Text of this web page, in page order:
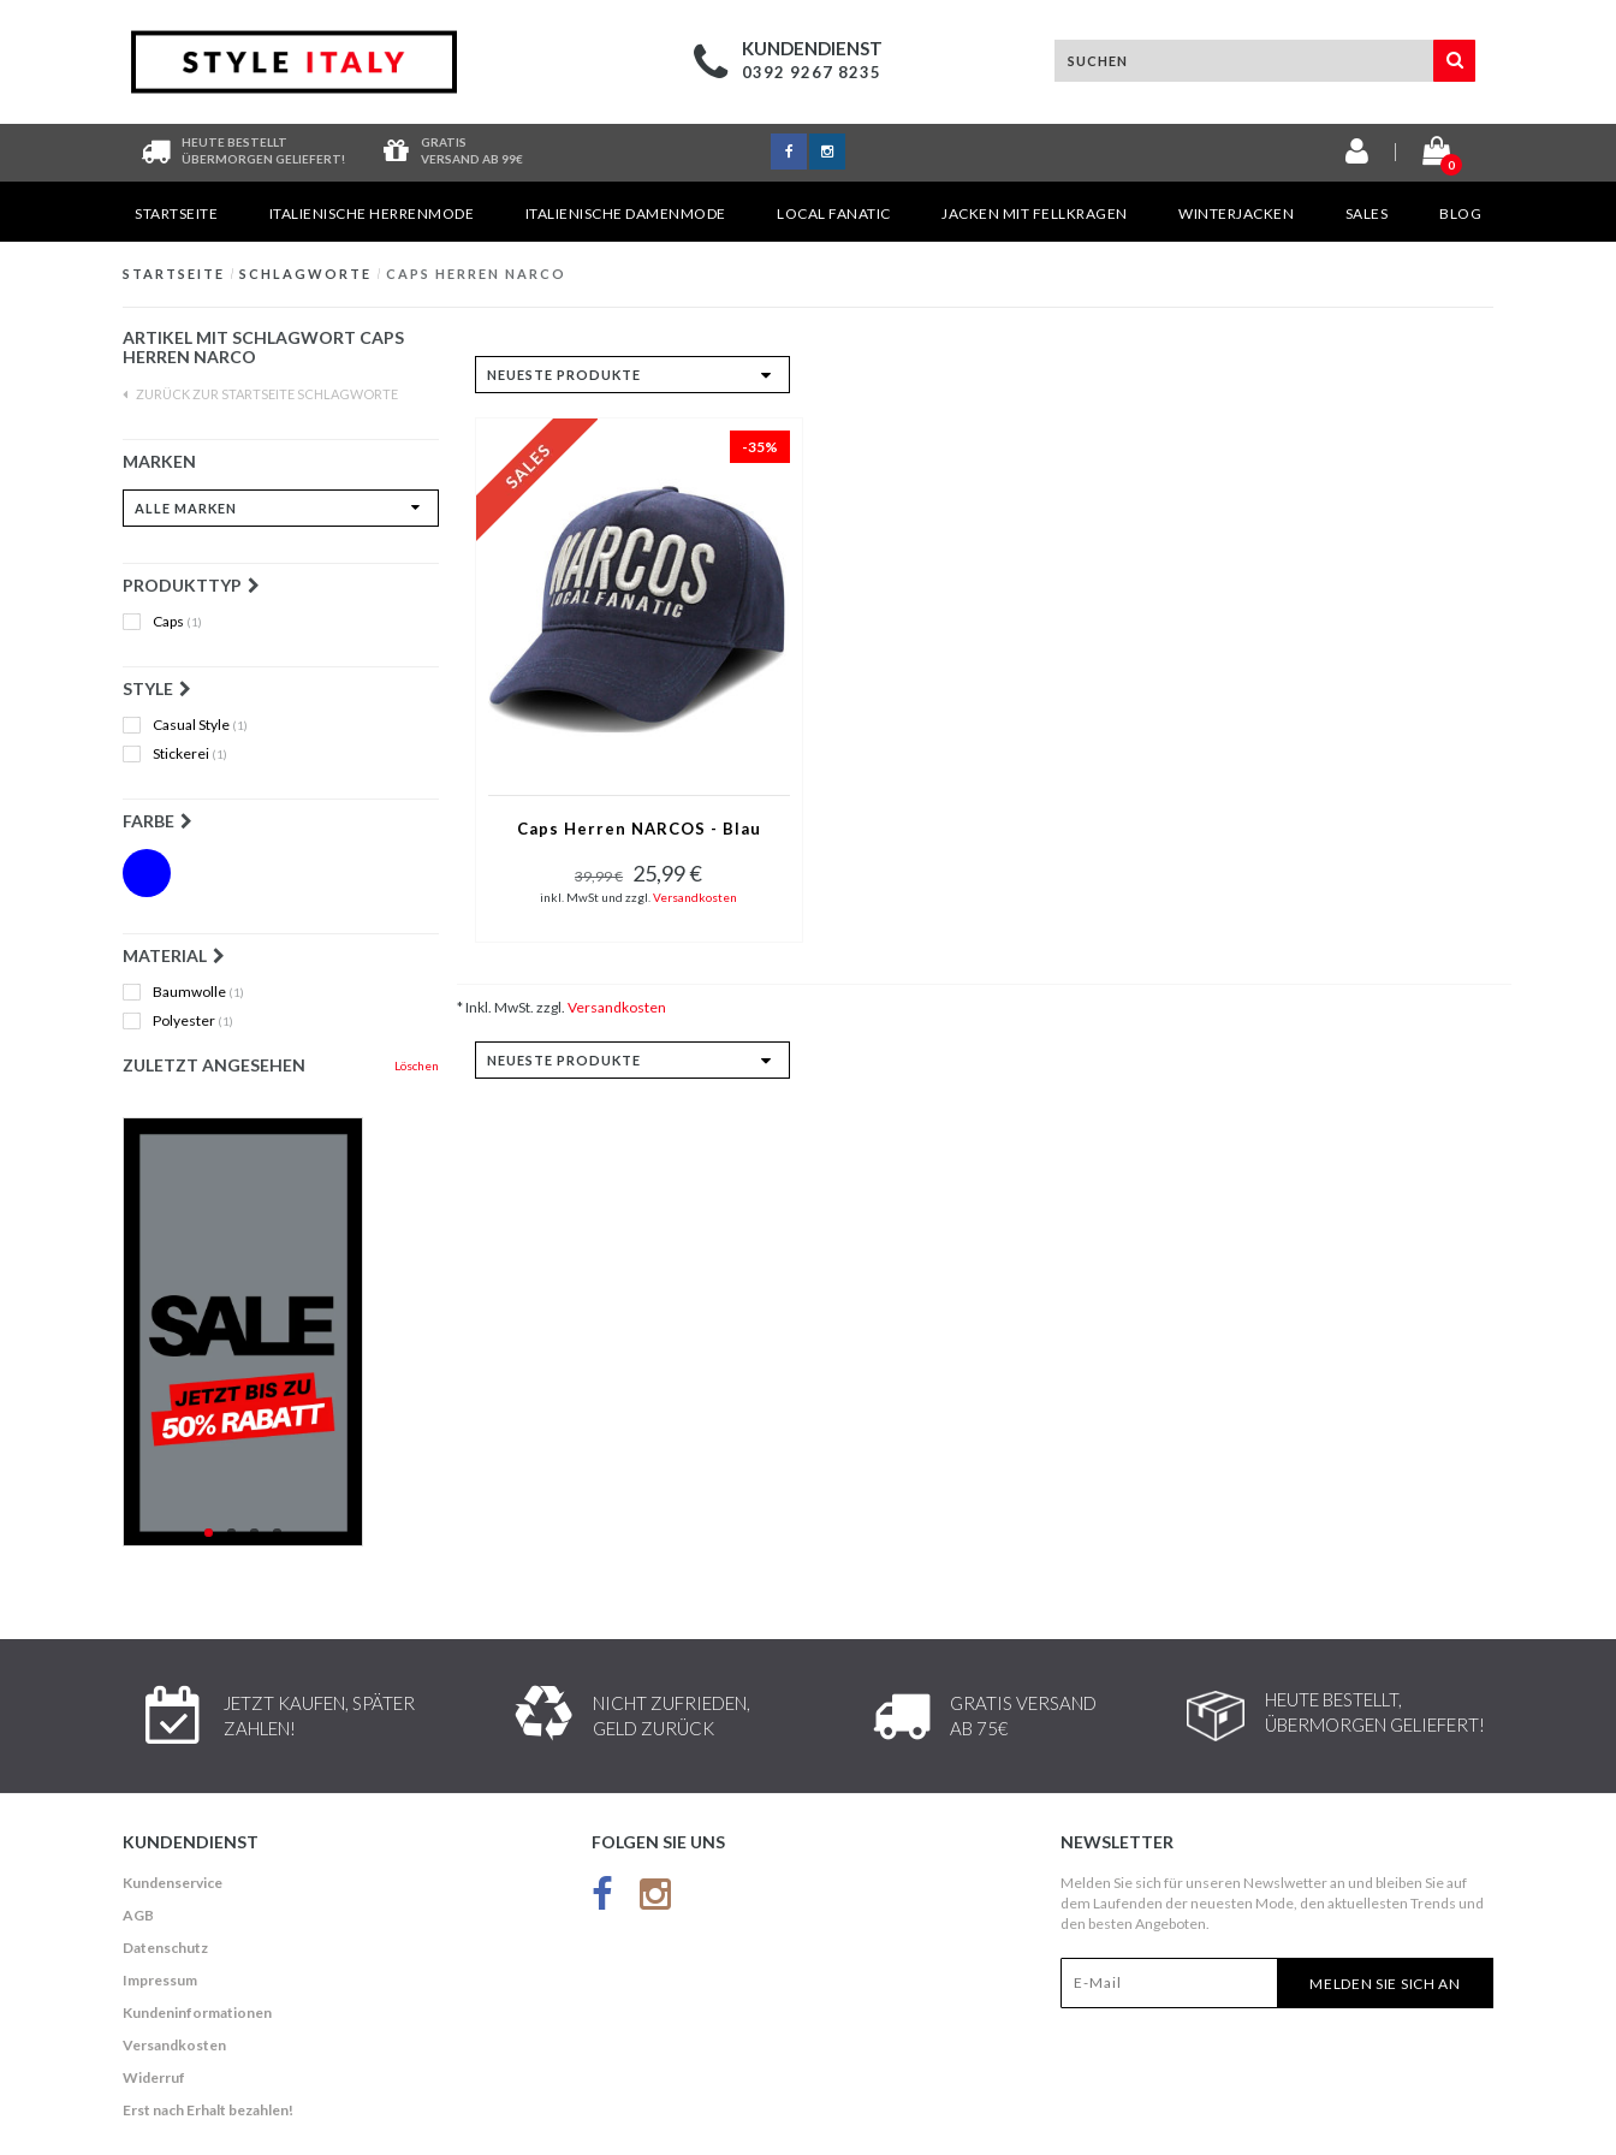
KUNDENDIENST
0392 9267 8235
HEUTE BESTELLT
ÜBERMORGEN GELIEFERT!
GRATIS
VERSAND AB 99€
0
STARTSEITE ITALIENISCHE HERRENMODE ITALIENISCHE DAMENMODE LOCAL FANATIC JACKEN MIT FELLKRAGEN WINTERJACKEN SALES BLOG
STARTSEITE / SCHLAGWORTE / CAPS HERREN NARCO
ARTIKEL MIT SCHLAGWORT CAPS
HERREN NARCO
ZURÜCK ZUR STARTSEITE SCHLAGWORTE
MARKEN
PRODUKTTYP
Caps (1)
STYLE
Casual Style (1)
Stickerei (1)
FARBE
MATERIAL
Baumwolle (1)
Polyester (1)
ZULETZT ANGESEHEN Löschen
-35%
Caps Herren NARCOS - Blau
39,99 € 25,99 €
inkl. MwSt und zzgl.Versandkosten
* Inkl. MwSt. zzgl. Versandkosten
JETZT KAUFEN, SPÄTER
ZAHLEN!
NICHT ZUFRIEDEN,
GELD ZURÜCK
GRATIS VERSAND
AB 75€
HEUTE BESTELLT,
ÜBERMORGEN GELIEFERT!
KUNDENDIENST
Kundenservice
AGB
Datenschutz
Impressum
Kundeninformationen
Versandkosten
Widerruf
Erst nach Erhalt bezahlen!
FOLGEN SIE UNS NEWSLETTER
Melden Sie sich für unseren Newslwetter an und bleiben Sie auf
dem Laufenden der neuesten Mode, den aktuellesten Trends und
den besten Angeboten.
MELDEN SIE SICH AN